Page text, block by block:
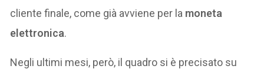
cliente finale, come già avviene per la moneta
elettronica.
Negli ultimi mesi, però, il quadro si è precisato su